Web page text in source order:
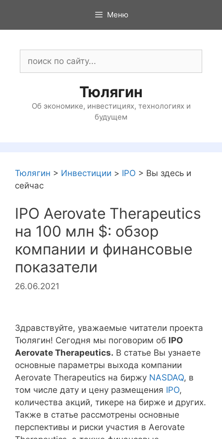
содержимому
Меню
Тюлягин
Об экономике, инвестициях, технологиях и
будущем
Тюлягин > Инвестиции > IPO > Вы здесь и
сейчас
IPO Aerovate Therapeutics
на 100 млн $: обзор
компании и финансовые
показатели
26.06.2021
Здравствуйте, уважаемые читатели проекта
Тюлягин! Сегодня мы поговорим об IPO
Aerovate Therapeutics. В статье Вы узнаете
основные параметры выхода компании
Aerovate Therapeutics на биржу NASDAQ, в
том числе дату и цену размещения IPO,
количества акций, тикере на бирже и других.
Также в статье рассмотрены основные
перспективы и риски участия в Aerovate